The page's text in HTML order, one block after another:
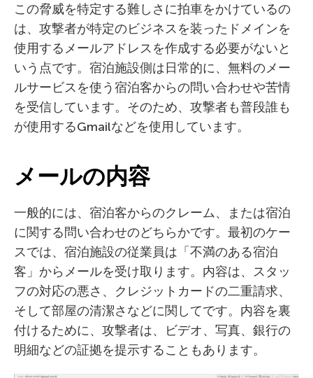
この脅威を特定する難しさに拍車をかけているの
は、攻撃者が特定のビジネスを装ったドメインを
使用するメールアドレスを作成する必要がないと
いう点です。宿泊施設側は日常的に、無料のメー
ルサービスを使う宿泊客からの問い合わせや苦情
を受信しています。そのため、攻撃者も普段誰も
が使用するGmailなどを使用しています。
メールの内容
一般的には、宿泊客からのクレーム、または宿泊
に関する問い合わせのどちらかです。最初のケー
スでは、宿泊施設の従業員は「不満のある宿泊
客」からメールを受け取ります。内容は、スタッ
フの対応の悪さ、クレジットカードの二重請求、
そして部屋の清潔さなどに関してです。内容を裏
付けるために、攻撃者は、ビデオ、写真、銀行の
明細などの証拠を提示することもあります。